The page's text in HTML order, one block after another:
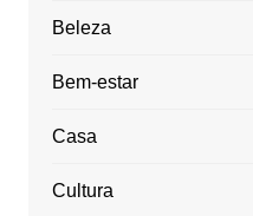
Beleza
Bem-estar
Casa
Cultura